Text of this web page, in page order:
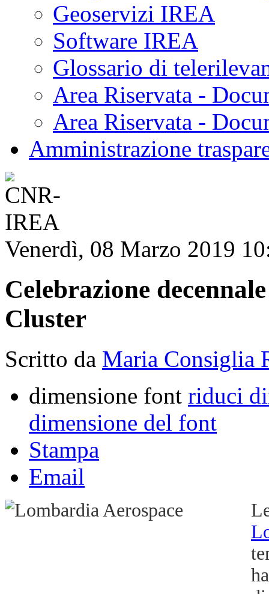
Geoservizi IREA
Software IREA
Glossario di
Area Riservata -
Area Riservata -
Amministrazione
Venerdì, 08 Marzo 2019
Celebrazione
Cluster
Scritto da Maria Consiglia
dimensione font riduci
dimensione del font
Stampa
Email